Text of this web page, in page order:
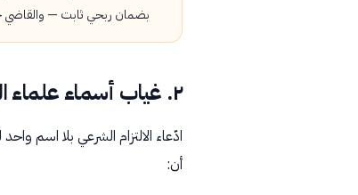
بضمان ربحي ثابت — والقاضي
٢. غياب أسماء علماء الهيئة الشرعية
ادّعاء الالتزام الشرعي بلا اسم
أن: